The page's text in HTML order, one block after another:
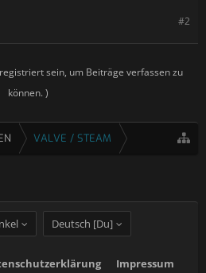
#2
sein, um Beiträge verfassen zu
können. )
VALVE / STEAM
Deutsch [Du]
Impressum